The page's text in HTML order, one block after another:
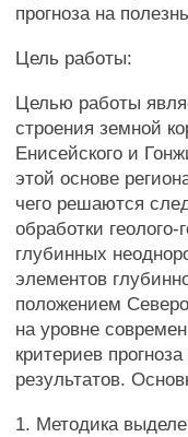
прогноза на
Цель работы:
Целью работы
строения земной
Енисейского и
этой основе
чего решаются
обработки
глубинных
элементов
положением
на уровне
критериев
результатов.
1. Методика